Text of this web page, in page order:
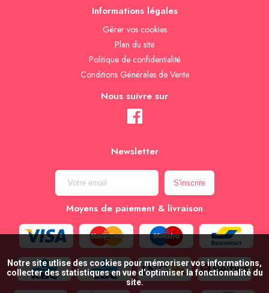
Informations légales
Gèrer vos cookies
Plan du site
Politique de confidentialité
Conditions Générales de Vente
Nous suivre sur
Newsletter
Moyens de paiement & livraison
Notre site utlise des cookies pour mémoriser vos informations,
collecter des statistiques en vue d’optimiser la fonctionnalité du
site.